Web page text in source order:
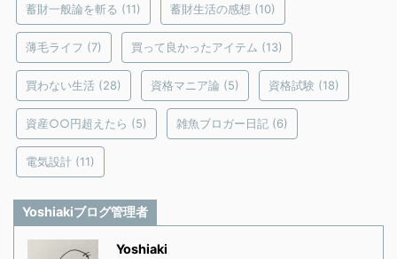
蓄財一般論を斬る (11) 蓄財生活の感想 (10)
薄毛ライフ (7) 買って良かったアイテム (13)
買わない生活 (28) 資格マニア論 (5) 資格試験 (18)
資産○○円超えたら (5) 雑魚ブロガー日記 (6)
電気設計 (11)
Yoshiakiブログ管理者
Yoshiaki